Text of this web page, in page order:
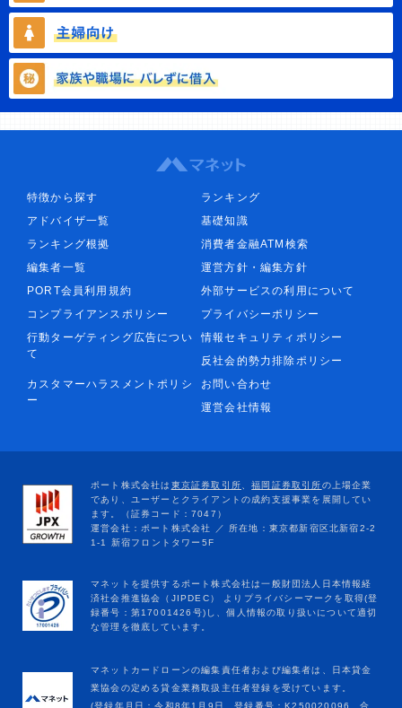
特徴から探す
ランキング
アドバイザ一覧
基礎知識
ランキング根拠
消費者金融ATM検索
編集者一覧
運営方針・編集方針
PORT会員利用規約
外部サービスの利用について
コンプライアンスポリシー
プライバシーポリシー
行動ターゲティング広告につい
て
情報セキュリティポリシー
反社会的勢力排除ポリシー
カスタマーハラスメントポリシ
ー
お問い合わせ
運営会社情報
マネットカードローンの編集責任者および編集者は、日本貸金
業協会の定める貸金業務取扱主任者登録を受けています。
(登録年月日：令和8年1月9日、登録番号：K250020096、合